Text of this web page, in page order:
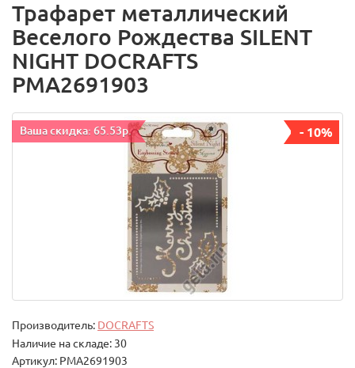
Трафарет металлический
Веселого Рождества SILENT
NIGHT DOCRAFTS
PMA2691903
Ваша скидка: 65.53р. - 10%
Производитель: DOCRAFTS
Наличие на складе: 30
Артикул: PMA2691903